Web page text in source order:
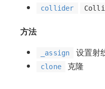
collider
方法
_assign 设置射
clone 克隆